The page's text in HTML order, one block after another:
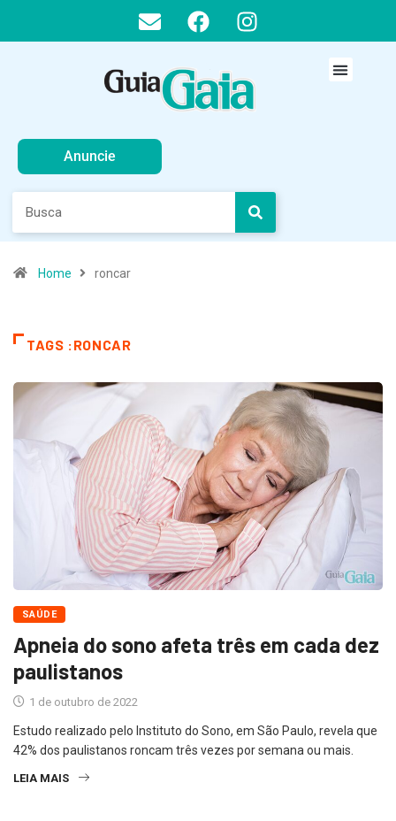
Anuncie
Home roncar
TAGS :RONCAR
SAÚDE
Apneia do sono afeta três em cada dez
paulistanos
1 de outubro de 2022
Estudo realizado pelo Instituto do Sono, em São Paulo, revela que
42% dos paulistanos roncam três vezes por semana ou mais.
LEIA MAIS